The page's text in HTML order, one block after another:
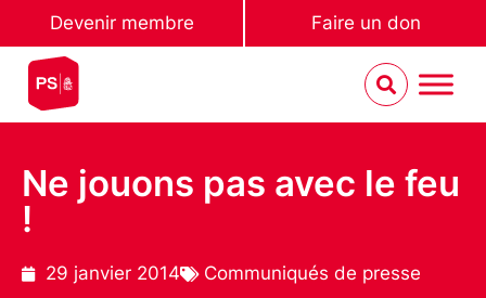
Devenir membre Faire un don
Ne jouons pas avec le feu
!
29 janvier 2014 Communiqués de presse